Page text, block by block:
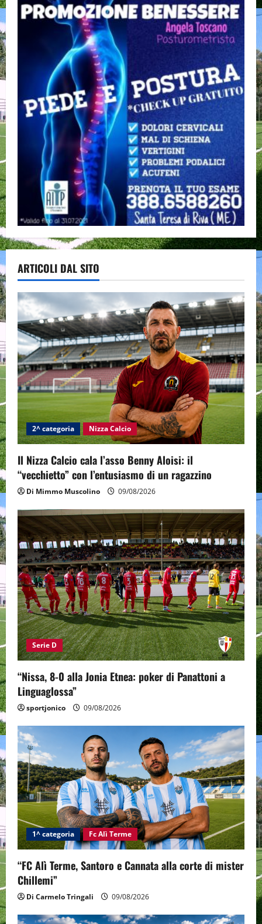
ARTICOLI DAL SITO
2^ categoria Nizza Calcio
Il Nizza Calcio cala l’asso Benny Aloisi: il
“vecchietto” con l’entusiasmo di un ragazzino
Di Mimmo Muscolino 09/08/2026
Serie D
“Nissa, 8-0 alla Jonia Etnea: poker di Panattoni a
Linguaglossa”
sportjonico 09/08/2026
1^ categoria Fc Alì Terme
“FC Alì Terme, Santoro e Cannata alla corte di mister
Chillemi”
Di Carmelo Tringali 09/08/2026